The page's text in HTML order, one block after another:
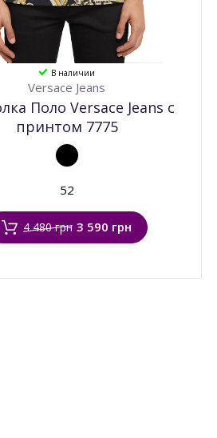
В наличии
Versace Jeans
Поло Versace Jeans с
принтом 7775
52
4 480 грн 3 590 грн